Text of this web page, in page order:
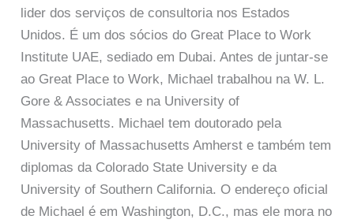
lider dos serviços de consultoria nos Estados
Unidos. É um dos sócios do Great Place to Work
Institute UAE, sediado em Dubai. Antes de juntar-se
ao Great Place to Work, Michael trabalhou na W. L.
Gore & Associates e na University of
Massachusetts. Michael tem doutorado pela
University of Massachusetts Amherst e também tem
diplomas da Colorado State University e da
University of Southern California. O endereço oficial
de Michael é em Washington, D.C., mas ele mora no